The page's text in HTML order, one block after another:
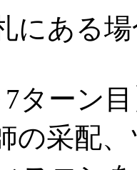
にある
7ターン
の采配